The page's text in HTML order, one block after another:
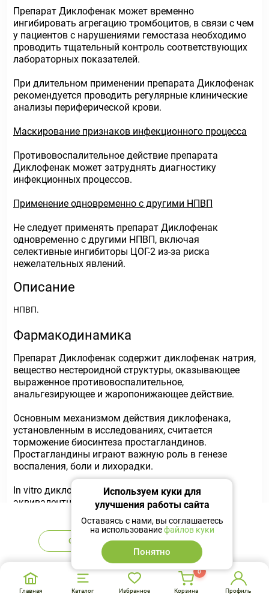
Нет в наличии
Сообщить Аналоги
Препарат Диклофенак может временно
ингибировать агрегацию тромбоцитов, в связи с чем
у пациентов с нарушениями гемостаза необходимо
проводить тщательный контроль соответствующих
лабораторных показателей.
При длительном применении препарата Диклофенак
рекомендуется проводить регулярные клинические
анализы периферической крови.
Маскирование признаков инфекционного процесса
Противовоспалительное действие препарата
Диклофенак может затруднять диагностику
инфекционных процессов.
Применение одновременно с другими НПВП
Не следует применять препарат Диклофенак
одновременно с другими НПВП, включая
селективные ингибиторы ЦОГ-2 из-за риска
нежелательных явлений.
Описание
НПВП.
Фармакодинамика
Препарат Диклофенак содержит диклофенак натрия,
вещество нестероидной структуры, оказывающее
выраженное противовоспалительное,
анальгезирующее и жаропонижающее действие.
Основным механизмом действия диклофенака,
установленным в исследованиях, считается
торможение биосинтеза простагландинов.
Простагландины играют важную роль в генезе
воспаления, боли и лихорадки.
In vitro диклофенак натрия в концентрациях,
эквивалентным тем, которые достигаются при
протеогликанов хрящевой ткани.
При ревматических заболеваниях
противовоспалительное и анальгезирующее
свойства препарата обеспечивают клинический
эффект, характеризующийся значительным
Главная Каталог Избранное Корзина
0
Профиль
Используем куки для
улучшения работы сайта
Оставаясь с нами, вы соглашаетесь
на использованиефайлов куки
Понятно